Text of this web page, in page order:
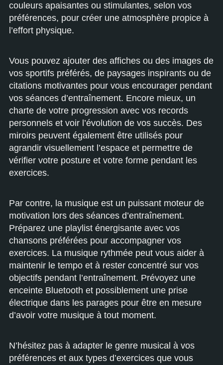
couleurs apaisantes ou stimulantes, selon vos
préférences, pour créer une atmosphère propice à
l’effort physique.
Vous pouvez ajouter des affiches ou des images de
vos sportifs préférés, de paysages inspirants ou de
citations motivantes pour vous encourager pendant
vos séances d’entraînement. Encore mieux, un
charte de votre progression avec vos records
personnels et voir l’évolution de vos succès. Des
miroirs peuvent également être utilisés pour
agrandir visuellement l’espace et permettre de
vérifier votre posture et votre forme pendant les
exercices.
Par contre, la musique est un puissant moteur de
motivation lors des séances d’entraînement.
Préparez une playlist énergisante avec vos
chansons préférées pour accompagner vos
exercices. La musique rythmée peut vous aider à
maintenir le tempo et à rester concentré sur vos
objectifs pendant l’entraînement. Prévoyez une
enceinte Bluetooth et possiblement une prise
électrique dans les parages pour être en mesure
d’avoir votre musique à tout moment.
N’hésitez pas à adapter le genre musical à vos
préférences et aux types d’exercices que vous